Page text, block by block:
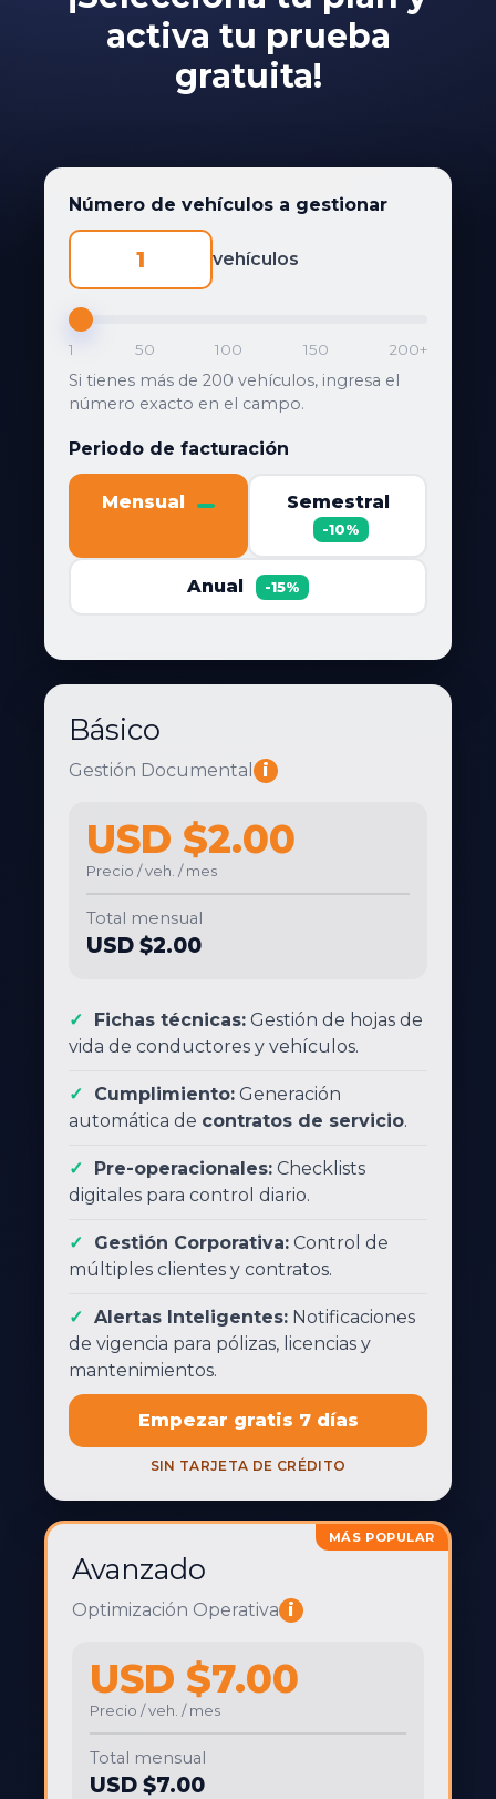
activa tu prueba
gratuita!
Número de vehículos a gestionar
vehículos
1 50 100 150 200+
Si tienes más de 200 vehículos, ingresa el
número exacto en el campo.
Periodo de facturación
Mensual Semestral
-10%
Anual -15%
Básico
Gestión Documental i
USD $2.00
Precio / veh. / mes
Total mensual
USD $2.00
Fichas técnicas: Gestión de hojas de
vida de conductores y vehículos.
Cumplimiento: Generación
automática de contratos de servicio.
Pre-operacionales: Checklists
digitales para control diario.
Gestión Corporativa: Control de
múltiples clientes y contratos.
Alertas Inteligentes: Notificaciones
de vigencia para pólizas, licencias y
mantenimientos.
Empezar gratis 7 días
SIN TARJETA DE CRÉDITO
MÁS POPULAR
Avanzado
Optimización Operativa i
USD $7.00
Precio / veh. / mes
Total mensual
USD $7.00